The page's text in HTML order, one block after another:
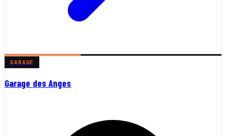
GARAGE
Garage des Anges